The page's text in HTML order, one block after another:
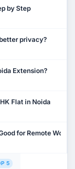
by Step
privacy?
Extension?
Flat in Noida
for Remote Work?
5